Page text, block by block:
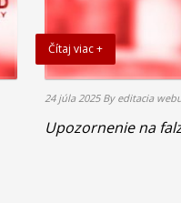
Čítaj viac +
24 júla 2025 By editacia
Upozornenie na